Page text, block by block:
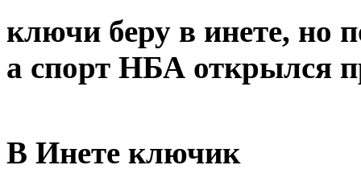
ключи беру в инете, но
а спорт НБА открылся
В Инете ключик